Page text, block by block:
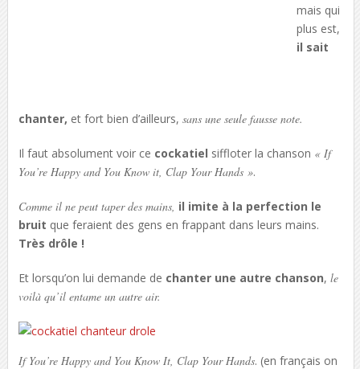
mais qui
plus est,
il sait
chanter, et fort bien d’ailleurs, sans une seule fausse note.
Il faut absolument voir ce cockatiel siffloter la chanson « If
You’re Happy and You Know it, Clap Your Hands ».
Comme il ne peut taper des mains, il imite à la perfection le
bruit que feraient des gens en frappant dans leurs mains.
Très drôle !
Et lorsqu’on lui demande de chanter une autre chanson, le
voilà qu’il entame un autre air.
If You’re Happy and You Know It, Clap Your Hands. (en français on